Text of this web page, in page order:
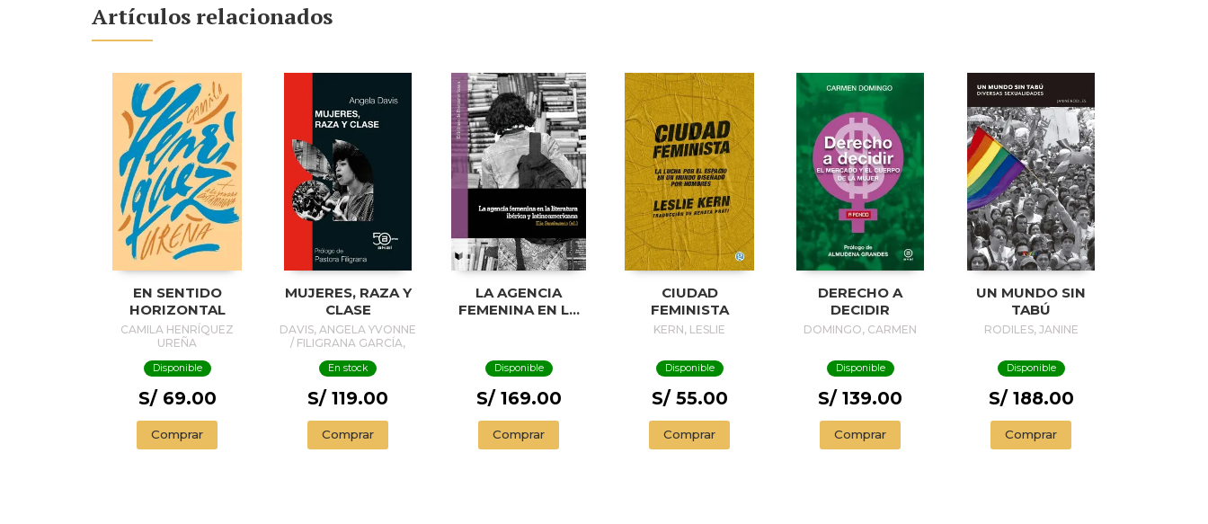
Artículos relacionados
EN SENTIDO
HORIZONTAL
CAMILA HENRÍQUEZ
UREÑA
Disponible
S/ 69.00
Comprar
MUJERES, RAZA Y
CLASE
DAVIS, ANGELA YVONNE
/ FILIGRANA GARCÍA,
En stock
S/ 119.00
Comprar
LA AGENCIA
FEMENINA EN LA
LATINOAMERICANA
Disponible
S/ 169.00
Comprar
CIUDAD
FEMINISTA
KERN, LESLIE
Disponible
S/ 55.00
Comprar
DERECHO A
DECIDIR
DOMINGO, CARMEN
Disponible
S/ 139.00
Comprar
UN MUNDO SIN
TABÚ
RODILES, JANINE
Disponible
S/ 188.00
Comprar